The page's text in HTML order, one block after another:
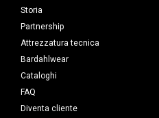
Storia
Partnership
Attrezzatura tecnica
Bardahlwear
Cataloghi
FAQ
Diventa cliente